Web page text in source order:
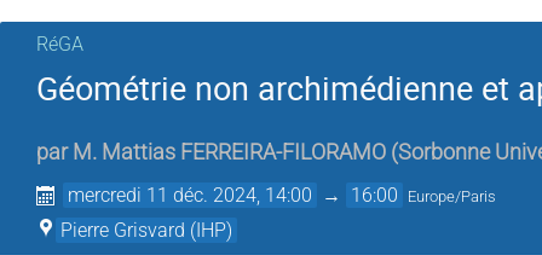
RéGA
Géométrie non archimédienne et
par M. Mattias FERREIRA-FILORAMO (Sorbonne
mercredi 11 déc. 2024, 14:00 → 16:00 Europe/Paris
Pierre Grisvard (IHP)